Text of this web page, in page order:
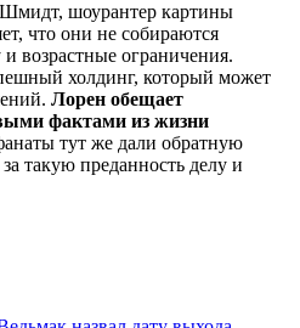
шоурантер картины
что они не собираются
возрастные ограничения.
холдинг, который может
Лорен обещает
фактами из жизни
тут же дали обратную
такую преданность делу и